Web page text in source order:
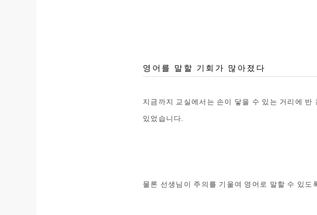
영어를 말할 기회가 많아졌다
지금까지 교실에서는 손이 닿을 수 있는 거리에
있었습니다.
물론 선생님이 주의를 기울여 영어로 말할 수 있도